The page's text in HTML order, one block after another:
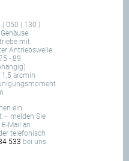
| 050 | 130 |
mit
Antriebswelle
- 89
arcmin
ein
– melden Sie
Mail an
telefonisch
533 bei uns.